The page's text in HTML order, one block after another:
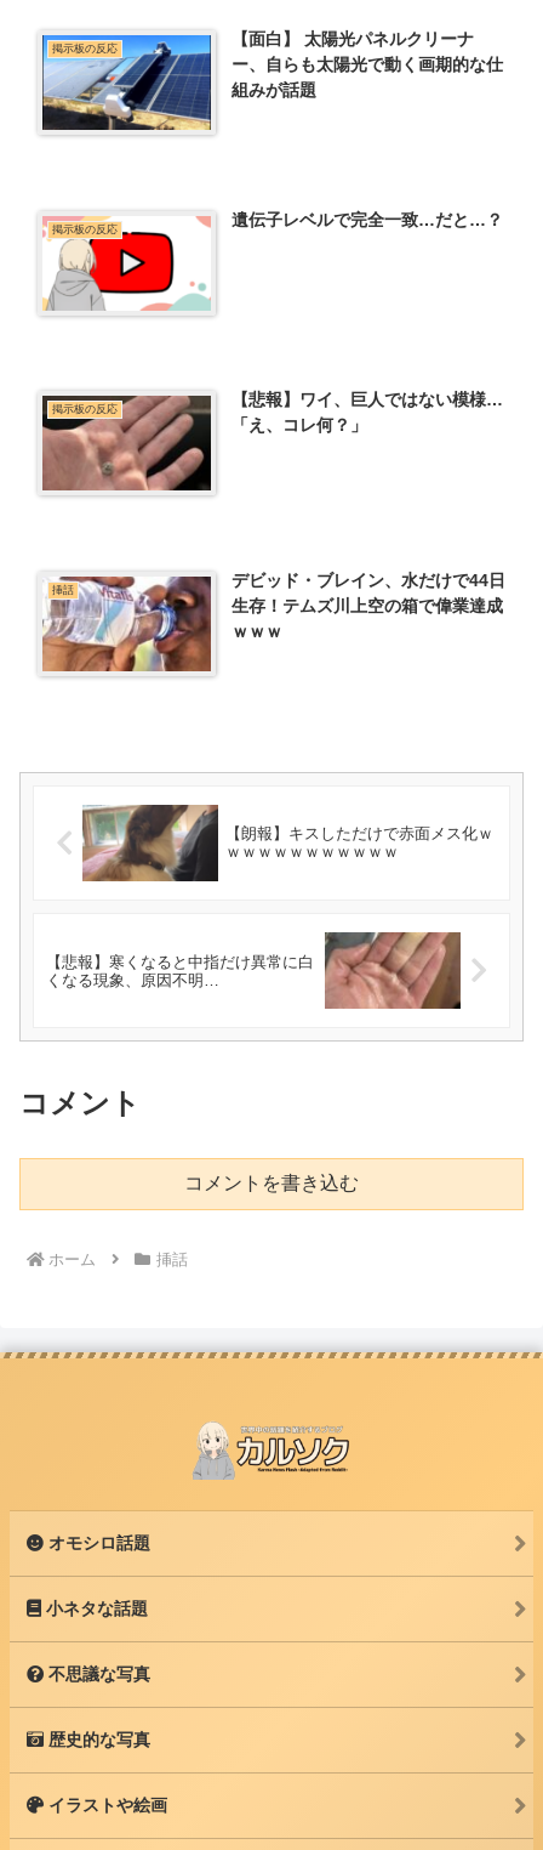
掲示板の反応
【面白】 太陽光パネルクリーナ
ー、自らも太陽光で動く画期的な仕
組みが話題
掲示板の反応 遺伝子レベルで完全一致…だと…？
掲示板の反応
【悲報】ワイ、巨人ではない模様…
「え、コレ何？」
挿話
デビッド・ブレイン、水だけで44日
生存！テムズ川上空の箱で偉業達成
ｗｗｗ
【朗報】キスしただけで赤面メス化ｗ
ｗｗｗｗｗｗｗｗｗｗｗ
【悲報】寒くなると中指だけ異常に白
くなる現象、原因不明…
コメント
コメントを書き込む
ホーム 挿話
オモシロ話題
小ネタな話題
不思議な写真
歴史的な写真
イラストや絵画